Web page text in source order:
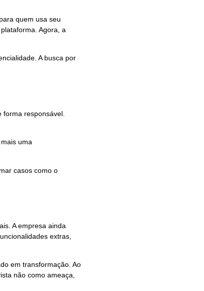
quem usa seu
Agora, a
A busca por
responsável.
uma
casos como o
A empresa ainda
extras,
em transformação. Ao
não como ameaça,